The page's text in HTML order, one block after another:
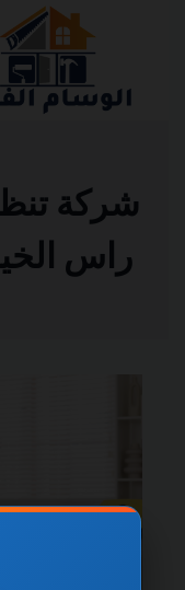
شركة
راس الخيمة